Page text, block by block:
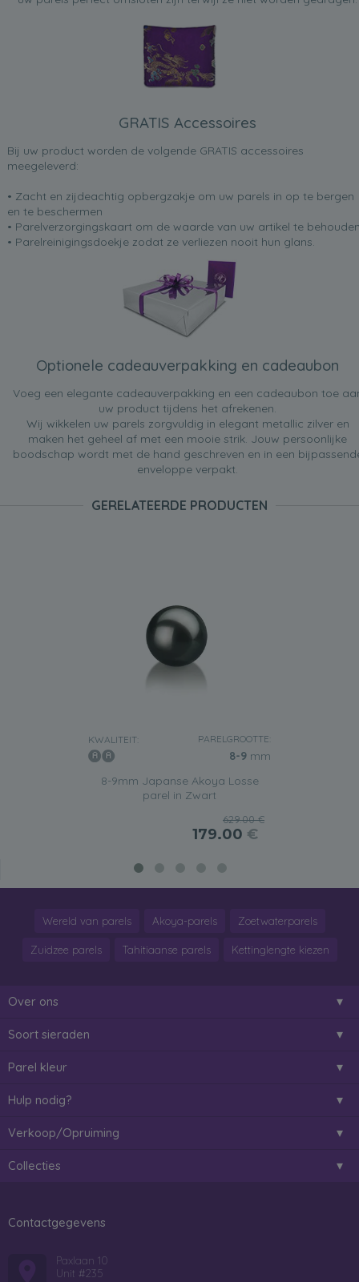
GRATIS Accessoires
Bij uw product worden de volgende GRATIS accessoires
meegeleverd:
• Zacht en zijdeachtig opbergzakje om uw parels in op te bergen
en te beschermen
• Parelverzorgingskaart om de waarde van uw artikel te
• Parelreinigingsdoekje zodat ze verliezen nooit hun glans.
Optionele cadeauverpakking en cadeaubon
Voeg een elegante cadeauverpakking en een cadeaubon toe
uw product tijdens het afrekenen.
Wij wikkelen uw parels zorgvuldig in elegant metallic zilver en
maken het geheel af met een mooie strik. Jouw persoonlijke
boodschap wordt met de hand geschreven en in een
enveloppe verpakt.
GERELATEERDE PRODUCTEN
KWALITEIT: PARELGROOTTE:
8-9 mm
8-9mm Japanse Akoya Losse
parel in Zwart
629.00 €
179.00 €
Wereld van parels Akoya-parels Zoetwaterparels
Zuidzee parels Tahitiaanse parels Kettinglengte kiezen
Over ons
Soort sieraden
Parel kleur
Hulp nodig?
Verkoop/Opruiming
Collecties
Contactgegevens
Paxlaan 10
Unit #235